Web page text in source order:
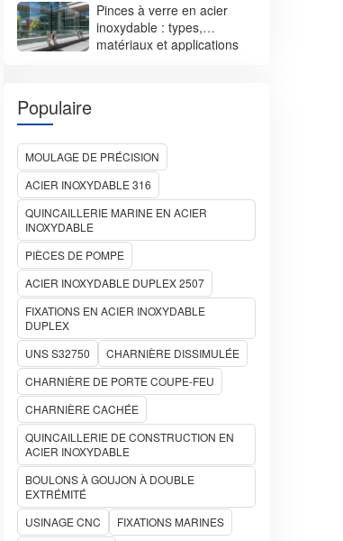
Pinces à verre en acier
inoxydable : types,
matériaux et applications
Populaire
MOULAGE DE PRÉCISION
ACIER INOXYDABLE 316
QUINCAILLERIE MARINE EN ACIER
INOXYDABLE
PIÈCES DE POMPE
ACIER INOXYDABLE DUPLEX 2507
FIXATIONS EN ACIER INOXYDABLE
DUPLEX
UNS S32750
CHARNIÈRE DISSIMULÉE
CHARNIÈRE DE PORTE COUPE-FEU
CHARNIÈRE CACHÉE
QUINCAILLERIE DE CONSTRUCTION EN
ACIER INOXYDABLE
BOULONS À GOUJON À DOUBLE
EXTRÉMITÉ
USINAGE CNC
FIXATIONS MARINES